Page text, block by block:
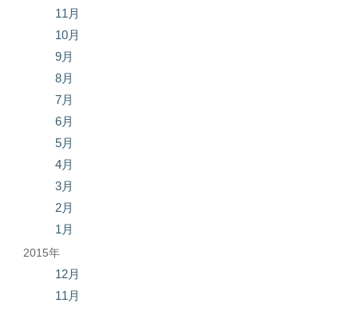
11月
10月
9月
8月
7月
6月
5月
4月
3月
2月
1月
2015年
12月
11月